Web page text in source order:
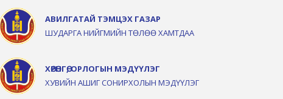
АВИЛГАТАЙ ТЭМЦЭХ ГАЗАР
ШУДАРГА НИЙГМИЙН ТӨЛӨӨ ХАМТДАА
ХӨРӨНГӨ, ОРЛОГЫН МЭДҮҮЛЭГ
ХУВИЙН АШИГ СОНИРХОЛЫН МЭДҮҮЛЭГ